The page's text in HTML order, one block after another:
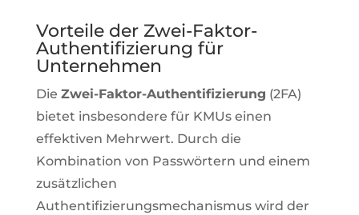
Vorteile der Zwei-Faktor-
Authentifizierung für
Unternehmen
Die Zwei-Faktor-Authentifizierung (2FA)
bietet insbesondere für KMUs einen
effektiven Mehrwert. Durch die
Kombination von Passwörtern und einem
zusätzlichen
Authentifizierungsmechanismus wird der